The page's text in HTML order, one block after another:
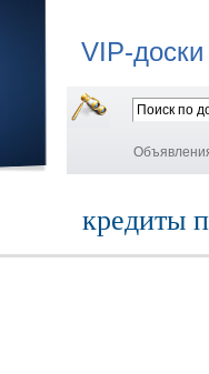
VIP-
кредиты